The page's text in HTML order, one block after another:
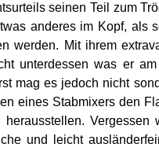
seinen Teil zum
anderes im Kopf, als
werden. Mit ihrem
unterdessen was er
mag es jedoch nicht
eines Stabmixers den
und leicht